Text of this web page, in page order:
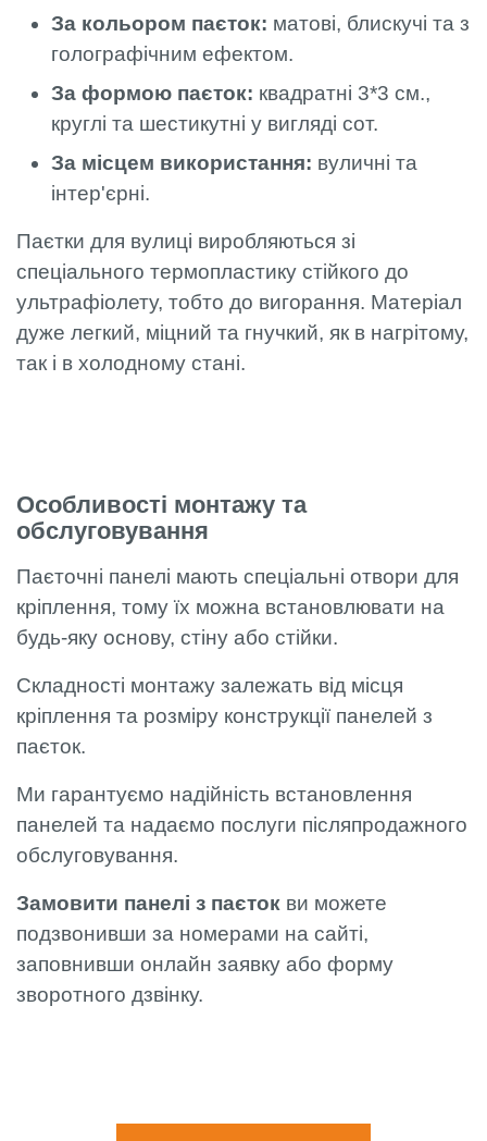
За кольором паєток: матові, блискучі та з
голографічним ефектом.
За формою паєток: квадратні 3*3 см.,
круглі та шестикутні у вигляді сот.
За місцем використання: вуличні та
інтер'єрні.
Паєтки для вулиці виробляються зі
спеціального термопластику стійкого до
ультрафіолету, тобто до вигорання. Матеріал
дуже легкий, міцний та гнучкий, як в нагрітому,
так і в холодному стані.
Особливості монтажу та
обслуговування
Паєточні панелі мають спеціальні отвори для
кріплення, тому їх можна встановлювати на
будь-яку основу, стіну або стійки.
Складності монтажу залежать від місця
кріплення та розміру конструкції панелей з
паєток.
Ми гарантуємо надійність встановлення
панелей та надаємо послуги післяпродажного
обслуговування.
Замовити панелі з паєток ви можете
подзвонивши за номерами на сайті,
заповнивши онлайн заявку або форму
зворотного дзвінку.